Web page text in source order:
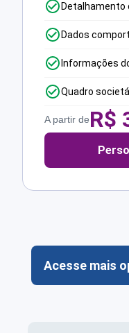
Dados
Informações
Quadro
A partir deR$
Acesse mais